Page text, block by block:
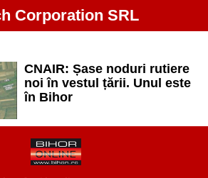
Corporation SRL
CNAIR: Șase noduri rutiere
noi în vestul țării. Unul este
în Bihor